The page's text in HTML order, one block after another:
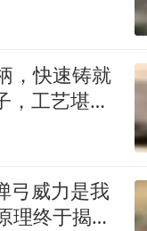
，快速铸就
，工艺堪称
弓威力是我
理终于揭